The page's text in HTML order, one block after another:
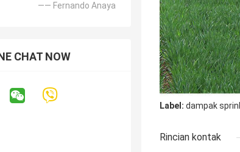
—— Fernando Anaya
CHAT NOW
Label: dampak
Rincian kontak